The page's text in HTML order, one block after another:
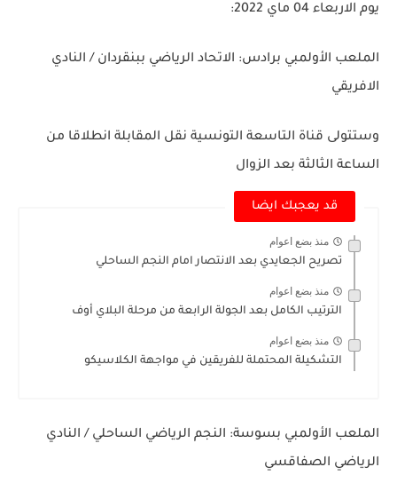
يوم الاربعاء 04 ماي 2022:
الملعب الأولمبي برادس: الاتحاد الرياضي ببنقردان / النادي
الافريقي
وستتولى قناة التاسعة التونسية نقل المقابلة انطلاقا من
الساعة الثالثة بعد الزوال
قد يعجبك ايضا
منذ بضع اعوام
تصريح الجعايدي بعد الانتصار امام النجم الساحلي
منذ بضع اعوام
الترتيب الكامل بعد الجولة الرابعة من مرحلة البلاي أوف
منذ بضع اعوام
التشكيلة المحتملة للفريقين في مواجهة الكلاسيكو
الملعب الأولمبي بسوسة: النجم الرياضي الساحلي / النادي
الرياضي الصفاقسي